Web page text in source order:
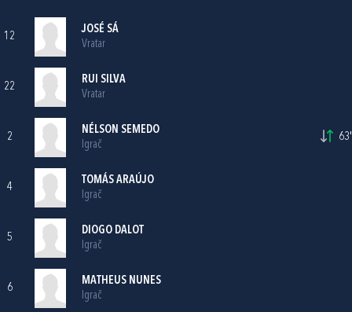
12
JOSÉ SÁ
Vratar
22
RUI SILVA
Vratar
2
NÉLSON SEMEDO
Igrač
63'
4
TOMÁS ARAÚJO
Igrač
5
DIOGO DALOT
Igrač
6
MATHEUS NUNES
Igrač